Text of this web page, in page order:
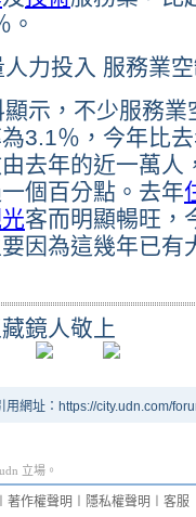
。
投入 服務業空
，不少服務業
3.1％，今年比
去年的近一萬人
個百分點。去年
客而明顯暢旺，
因為這幾年已有
鏡人敬上
用網址：https://city.udn.com/
立場。
著作權聲明 隱私權聲明 客服